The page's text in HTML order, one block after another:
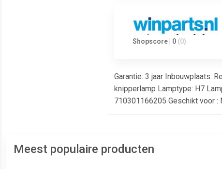
Shopscore | 0 (0)
Garantie: 3 jaar Inbouwplaats:
knipperlamp Lamptype: H7
710301166205 Geschikt voor :
Meest populaire producten